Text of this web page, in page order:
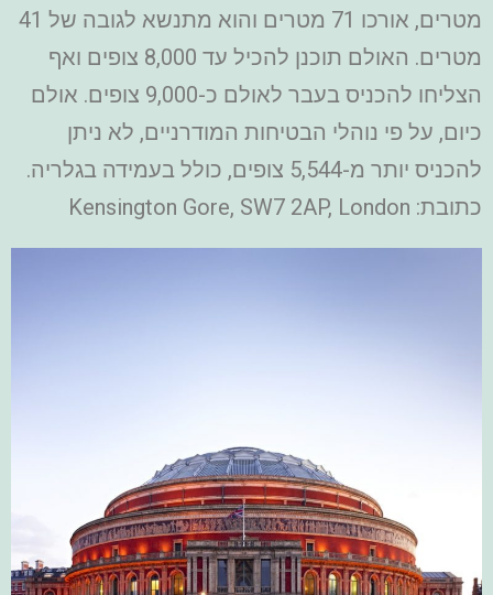
מטרים, אורכו 71 מטרים והוא מתנשא לגובה של 41
מטרים. האולם תוכנן להכיל עד 8,000 צופים ואף
הצליחו להכניס בעבר לאולם כ-9,000 צופים. אולם
כיום, על פי נוהלי הבטיחות המודרניים, לא ניתן
להכניס יותר מ-5,544 צופים, כולל בעמידה בגלריה.
כתובת: Kensington Gore, SW7 2AP, London